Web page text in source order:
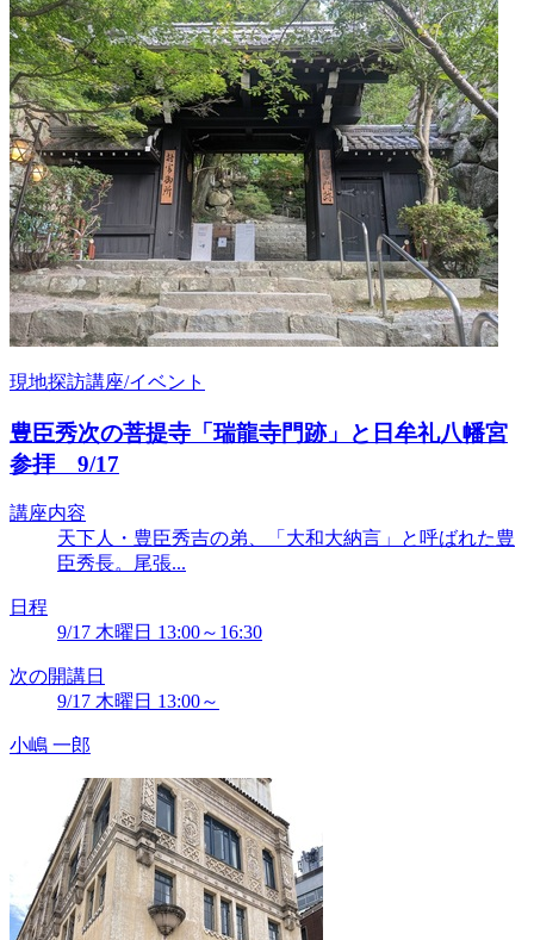
現地探訪講座/イベント
豊臣秀次の菩提寺「瑞龍寺門跡」と日牟礼八幡宮
参拝 9/17
講座内容
天下人・豊臣秀吉の弟、「大和大納言」と呼ばれた豊
臣秀長。尾張...
日程
9/17 木曜日 13:00～16:30
次の開講日
9/17 木曜日 13:00～
小嶋 一郎